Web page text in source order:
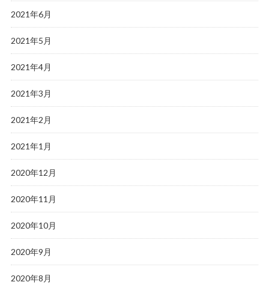
2021年6月
2021年5月
2021年4月
2021年3月
2021年2月
2021年1月
2020年12月
2020年11月
2020年10月
2020年9月
2020年8月